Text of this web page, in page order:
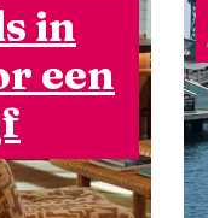
in
een